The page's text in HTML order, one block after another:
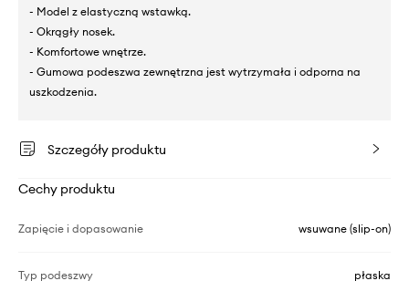
- Model z elastyczną wstawką.
- Okrągły nosek.
- Komfortowe wnętrze.
- Gumowa podeszwa zewnętrzna jest wytrzymała i odporna na
uszkodzenia.
Szczegóły produktu
Cechy produktu
Zapięcie i dopasowanie wsuwane (slip-on)
Typ podeszwy płaska